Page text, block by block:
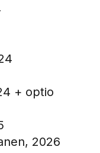
+ optio
2026